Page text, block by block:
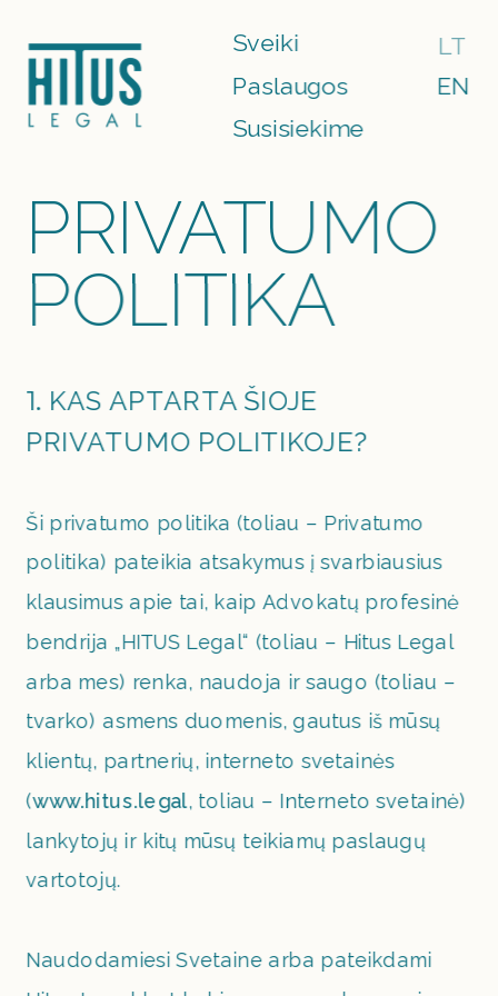
Sveiki LT
EN
Paslaugos
Susisiekime
PRIVATUMO
POLITIKA
1. KAS APTARTA ŠIOJE
PRIVATUMO POLITIKOJE?
Ši privatumo politika (toliau – Privatumo
politika) pateikia atsakymus į svarbiausius
klausimus apie tai, kaip Advokatų profesinė
bendrija „HITUS Legal“ (toliau – Hitus Legal
arba mes) renka, naudoja ir saugo (toliau –
tvarko) asmens duomenis, gautus iš mūsų
klientų, partnerių, interneto svetainės
(www.hitus.legal, toliau – Interneto svetainė)
lankytojų ir kitų mūsų teikiamų paslaugų
vartotojų.
Naudodamiesi Svetaine arba pateikdami